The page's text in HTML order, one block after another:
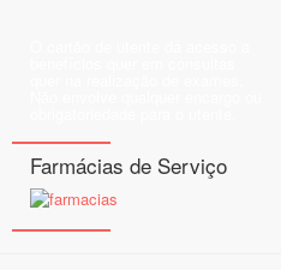
Farmácias de Serviço